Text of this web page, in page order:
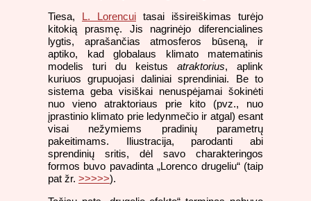
Tiesa, L. Lorencui tasai išsireiškimas turėjo
kitokią prasmę. Jis nagrinėjo diferencialines
lygtis, aprašančias atmosferos būseną, ir
aptiko, kad globalaus klimato matematinis
modelis turi du keistus atraktorius, aplink
kuriuos grupuojasi daliniai sprendiniai. Be to
sistema geba visiškai nenuspėjamai šokinėti
nuo vieno atraktoriaus prie kito (pvz., nuo
įprastinio klimato prie ledynmečio ir atgal) esant
visai nežymiems pradinių parametrų
pakeitimams. Iliustracija, parodanti abi
sprendinių sritis, dėl savo charakteringos
formos buvo pavadinta „Lorenco drugeliu“ (taip
pat žr. >>>>>).